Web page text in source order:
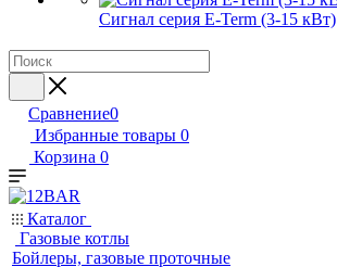
Сигнал серия E-Term (3-15 кВт)
Сравнение0
Избранные товары 0
Корзина 0
Каталог
Газовые котлы
Бойлеры, газовые проточные